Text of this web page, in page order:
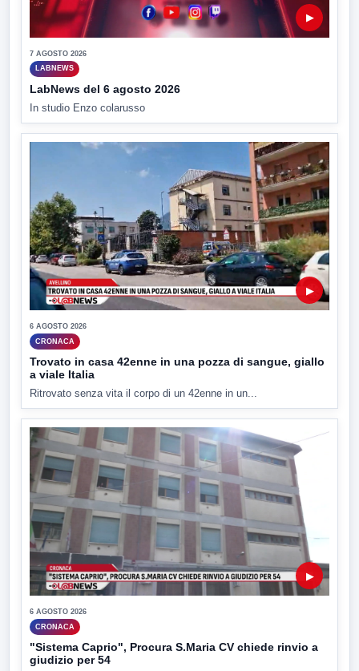
▶
7 AGOSTO 2026
LABNEWS
LabNews del 6 agosto 2026
In studio Enzo colarusso
▶
6 AGOSTO 2026
CRONACA
Trovato in casa 42enne in una pozza di sangue, giallo
a viale Italia
Ritrovato senza vita il corpo di un 42enne in un...
▶
6 AGOSTO 2026
CRONACA
"Sistema Caprio", Procura S.Maria CV chiede rinvio a
giudizio per 54